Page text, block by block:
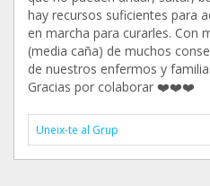
hay recursos suficientes para
en marcha para curarles. Con
(media caña) de muchos
de nuestros enfermos y
Gracias por colaborar ❤️❤️❤️
Uneix-te al Grup